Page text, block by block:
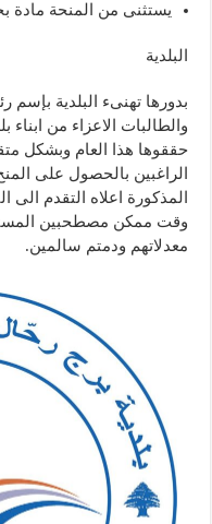
يستثنى من المنحة مادة
البلدية
بدورها تهنىء البلدية
والطالبات الاعزاء من ابناء
حققوها هذا العام وبشكل
الراغبين بالحصول على
المذكورة اعلاه التقدم
وقت ممكن مصطحبين
معدلاتهم ودمتم سالمين.